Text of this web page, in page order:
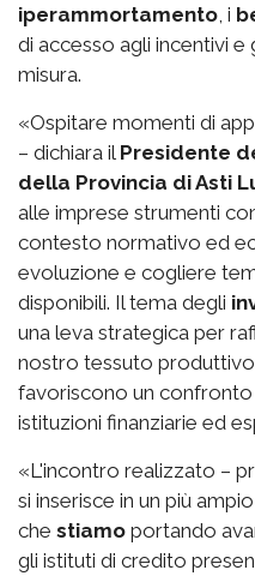
iperammortamento , i
di accesso agli incentivi
misura.
«Ospitare momenti di
– dichiara il Presidente
della Provincia di Asti
alle imprese strumenti
contesto normativo ed
evoluzione e cogliere
disponibili. Il tema degli
una leva strategica per
nostro tessuto
favoriscono un confronto
istituzioni finanziarie ed
«L'incontro realizzato –
si inserisce in un più
che stiamo portando
gli istituti di credito